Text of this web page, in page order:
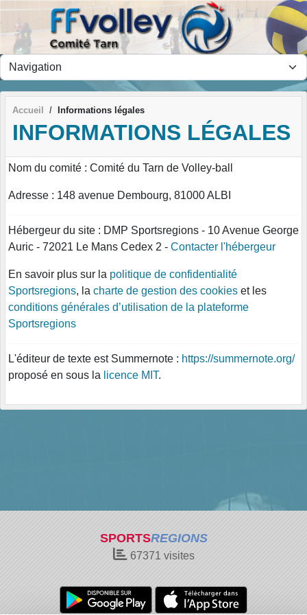
Accueil Informations légales
INFORMATIONS LÉGALES
Nom du comité : Comité du Tarn de Volley-ball
Adresse : 148 avenue Dembourg, 81000 ALBI
Hébergeur du site : DMP Sportsregions - 10 Avenue George
Auric - 72021 Le Mans Cedex 2 - Contacter l'hébergeur
En savoir plus sur la politique de confidentialité
Sportsregions, la charte de gestion des cookies et les
conditions générales d’utilisation de la plateforme
Sportsregions
L'éditeur de texte est Summernote : https://summernote.org/
proposé en sous la licence MIT.
SPORTSREGIONS
67371 visites
Panneau de gestion des cookies